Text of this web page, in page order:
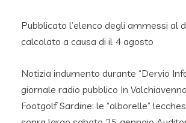
Pubblicato l’elenco degli ammessi al
calcolato a causa di il 4 agosto
Notizia indumento durante “Dervio
giornale radio pubblico In
Footgolf Sardine: le “alborelle”